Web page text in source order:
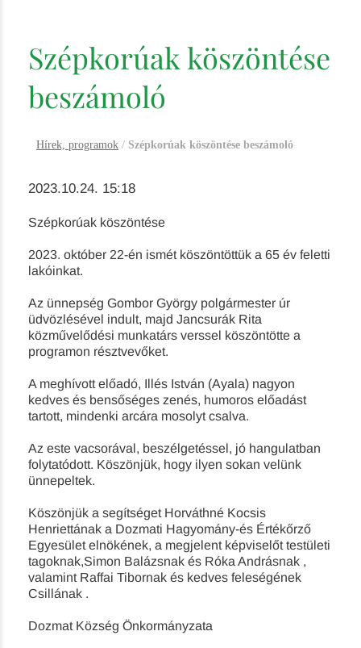
Szépkorúak köszöntése
beszámoló
Hírek, programok / Szépkorúak köszöntése beszámoló
2023.10.24. 15:18
Szépkorúak köszöntése
2023. október 22-én ismét köszöntöttük a 65 év feletti
lakóinkat.
Az ünnepség Gombor György polgármester úr
üdvözlésével indult, majd Jancsurák Rita
közművelődési munkatárs verssel köszöntötte a
programon résztvevőket.
A meghívott előadó, Illés István (Ayala) nagyon
kedves és bensőséges zenés, humoros előadást
tartott, mindenki arcára mosolyt csalva.
Az este vacsorával, beszélgetéssel, jó hangulatban
folytatódott. Köszönjük, hogy ilyen sokan velünk
ünnepeltek.
Köszönjük a segítséget Horváthné Kocsis
Henriettának a Dozmati Hagyomány-és Értékőrző
Egyesület elnökének, a megjelent képviselőt testületi
tagoknak,Simon Balázsnak és Róka Andrásnak ,
valamint Raffai Tibornak és kedves feleségének
Csillának .
Dozmat Község Önkormányzata